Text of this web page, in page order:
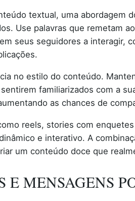
textual, uma abordagem
Use palavras que remetam ao
seus seguidores a interagir,
no estilo do conteúdo.
familiarizados com a
as chances de
reels, stories com
e interativo. A
um conteúdo doce que
E MENSAGENS